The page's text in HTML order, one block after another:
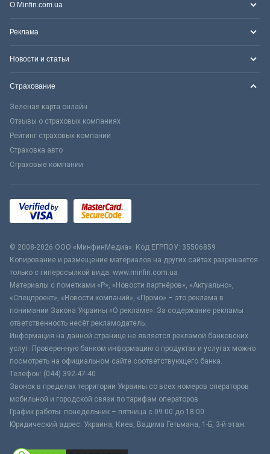
О Minfin.com.ua
Реклама
Новости и статьи
Страхование
Зеленая карта онлайн
Отзывы о страховых компаниях
Рейтинг страховых компаний
Страховка авто
Страховые компании
© 2008-2026 ООО «МинфинМедиа». Код ЕГРПОУ: 35506859
Копирование и размещение материалов на других сайтах разрешается
только с гиперссылкой вида: www.minfin.com.ua
Материалы с пометками «Р», «Новости партнёров», «Актуально»,
«Спецпроект», «Новости компаний», «Промо» – это реклама в
понимании Закона Украины «О рекламе». За содержание рекламы
ответственность несёт рекламодатель.
Информация на данной странице не является рекламой банковских
услуг. Проверенную банком информацию о продуктах и услугах можно
посмотреть на официальном сайте соответствующего банка.
Телефон: (044) 392-47-40
Звонок в пределах территории Украины со всех номеров операторов
мобильной и городской связи по тарифам операторов
График работы: понедельник – пятница с 09:00 до 18:00
Юридический адрес: Украина, Киев, Вадима Гетьмана, 1-Б, 3-й этаж